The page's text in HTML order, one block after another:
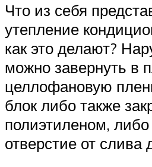
Что из себя
утепление
как это делают?
можно завернуть в
целлофановую
блок либо также
полиэтиленом,
отверстие от слива